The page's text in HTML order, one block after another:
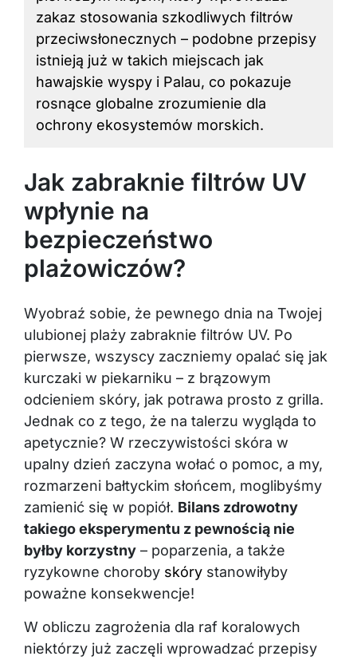
zakaz stosowania szkodliwych filtrów
przeciwsłonecznych – podobne przepisy
istnieją już w takich miejscach jak
hawajskie wyspy i Palau, co pokazuje
rosnące globalne zrozumienie dla
ochrony ekosystemów morskich.
Jak zabraknie filtrów UV
wpłynie na
bezpieczeństwo
plażowiczów?
Wyobraź sobie, że pewnego dnia na Twojej
ulubionej plaży zabraknie filtrów UV. Po
pierwsze, wszyscy zaczniemy opalać się jak
kurczaki w piekarniku – z brązowym
odcieniem skóry, jak potrawa prosto z grilla.
Jednak co z tego, że na talerzu wygląda to
apetycznie? W rzeczywistości skóra w
upalny dzień zaczyna wołać o pomoc, a my,
rozmarzeni bałtyckim słońcem, moglibyśmy
zamienić się w popiół. Bilans zdrowotny
takiego eksperymentu z pewnością nie
byłby korzystny – poparzenia, a także
ryzykowne choroby skóry stanowiłyby
poważne konsekwencje!
W obliczu zagrożenia dla raf koralowych
niektórzy już zaczęli wprowadzać przepisy